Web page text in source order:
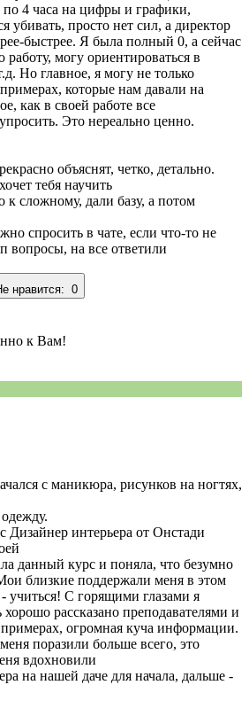
4 часа на цифры и графики,
убивать, просто нет сил, а директор
быстрее. Я была полный 0, а сейчас
могу ориентироваться в
Но главное, я могу не только
которые нам давали на
как в своей работе все
Это нереально ценно.
объяснят, четко, детально.
тебя научить
к сложному, дали базу, а потом
спросить в чате, если что-то не
вопросы, на все ответили
нравится: 0
к Вам!
с маникюра, рисунков на ногтях,
Дизайнер интерьера от Онстади
данный курс и поняла, что безумно
близкие поддержали меня в этом
учиться! С горящими глазами я
рассказано преподавателями и
огромная куча информации.
поразили больше всего, это
вдохновили
на нашей даче для начала, дальше -